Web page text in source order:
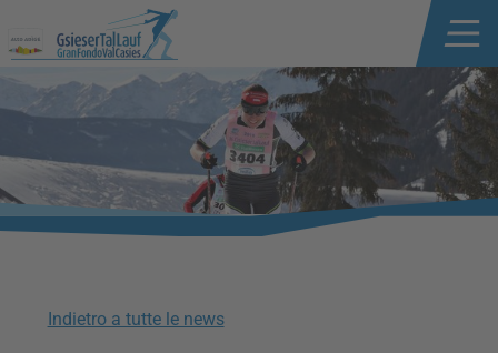
Indietro a tutte le news